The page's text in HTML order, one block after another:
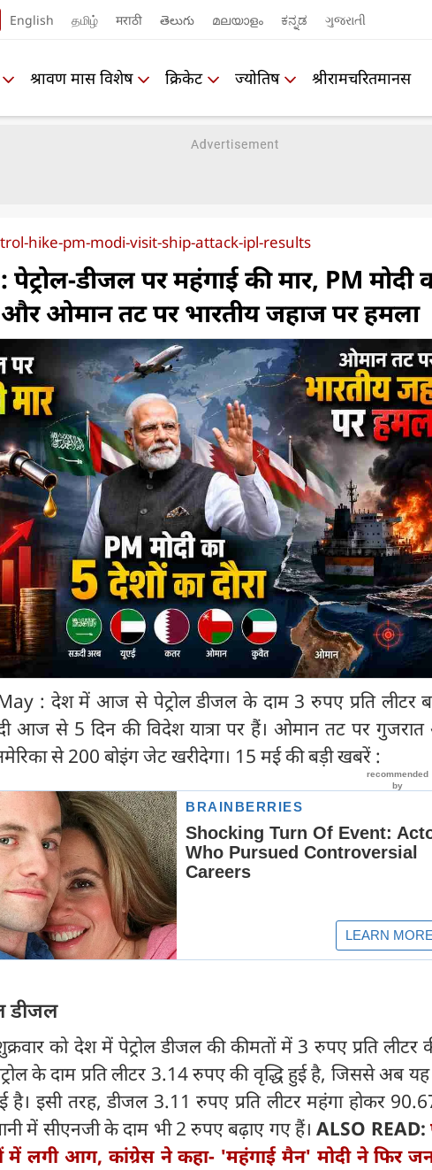
English தமிழ் मराठी తెలుగు മലയാളം ಕನ್ನಡ ગુજરાતી
श्रावण मास विशेष क्रिकेट ज्योतिष श्रीरामचरितमानस
hike-pm-modi-visit-ship-attack-ipl-results
डीजल पर महंगाई की मार, PM मोदी
और ओमान तट पर भारतीय जहाज पर हमला
: देश में आज से पेट्रोल डीजल के दाम 3 रुपए प्रति लीटर
आज से 5 दिन की विदेश यात्रा पर हैं। ओमान तट पर
से 200 बोइंग जेट खरीदेगा। 15 मई की बड़ी खबरें :
डीजल
को देश में पेट्रोल डीजल की कीमतों में 3 रुपए प्रति लीटर
के दाम प्रति लीटर 3.14 रुपए की वृद्धि हुई है, जिससे अब
है। इसी तरह, डीजल 3.11 रुपए प्रति लीटर महंगा होकर
में सीएनजी के दाम भी 2 रुपए बढ़ाए गए हैं।ALSO READ:
में लगी आग, कांग्रेस ने कहा- 'महंगाई मैन' मोदी ने फिर